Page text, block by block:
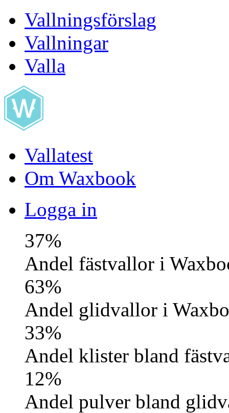
Vallningsförslag
Vallningar
Valla
Vallatest
Om Waxbook
Logga in
37%
Andel fästvallor i
63%
Andel glidvallor i
33%
Andel klister bland
12%
Andel pulver bland